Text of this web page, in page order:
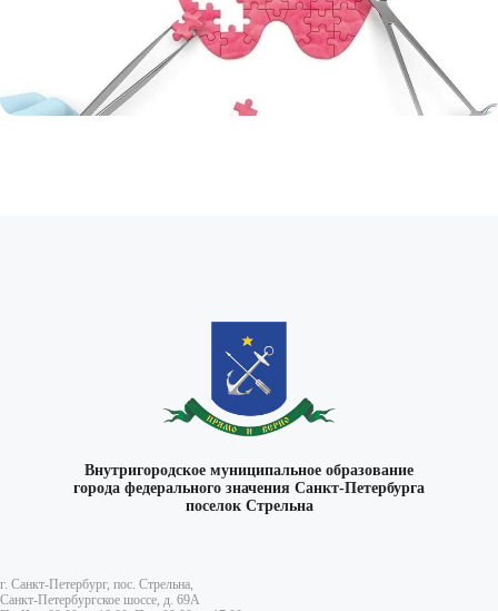
Внутригородское муниципальное образование
города федерального значения Санкт-Петербурга
поселок Стрельна
г. Санкт-Петербург, пос. Стрельна,
Санкт-Петербургское шоссе, д. 69А